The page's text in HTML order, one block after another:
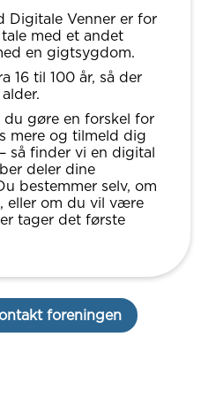
Digitale Venner er for
med et andet
en gigtsygdom.
16 til 100 år, så der
du gøre en forskel for
mere og tilmeld dig
så finder vi en digital
deler dine
bestemmer selv, om
eller om du vil være
tager det første
foreningen